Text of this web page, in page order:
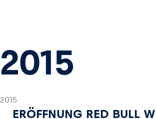
2015
2015
ERÖFFNUNG RED BULL